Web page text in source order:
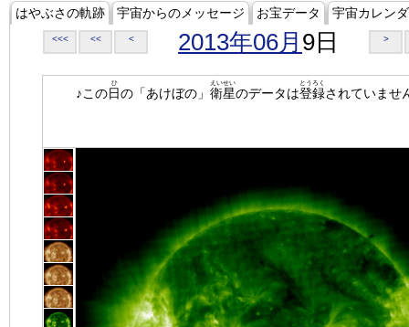
はやぶさの軌跡 宇宙からのメッセージ お宝データ 宇宙カレン
<<< << < 2013年06月 9日 >
♪この日
ひ
の「あけぼの」 衛星
えいせい
のデータは登録
とうろく
されていませ